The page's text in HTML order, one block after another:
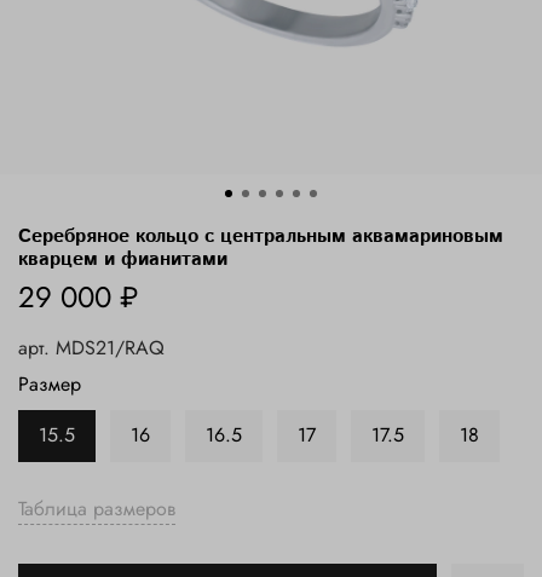
арт. MDS21/RAQ
Серебряное кольцо с центральным аквамариновым
кварцем и фианитами
29 000 ₽
Таблица размеров
Размер
15.5
16 16.5 17 17.5 18